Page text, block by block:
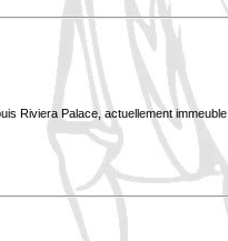
Riviera Palace, actuellement immeuble